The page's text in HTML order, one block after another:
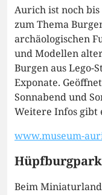
Aurich ist noch
zum Thema
archäologischen
und Modellen
Burgen aus Lego-
Exponate.
Sonnabend und
Weitere Infos gibt
www.museum-
Beim